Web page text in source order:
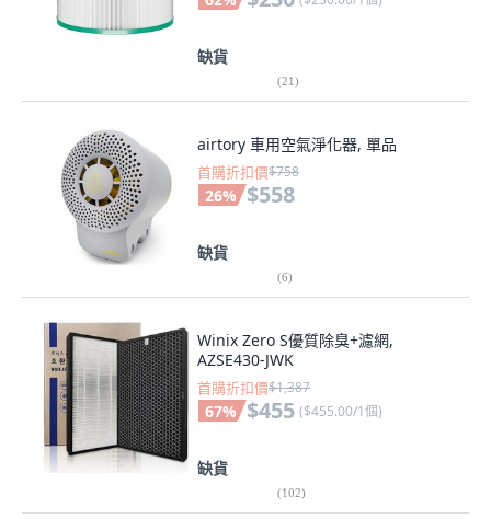
缺貨
(21)
airtory 車用空氣淨化器, 單品
首購折扣價$758
26% $558
缺貨
(6)
Winix Zero S優質除臭+濾網,
AZSE430-JWK
首購折扣價$1,387
67% $455 ($455.00/1個)
缺貨
(102)